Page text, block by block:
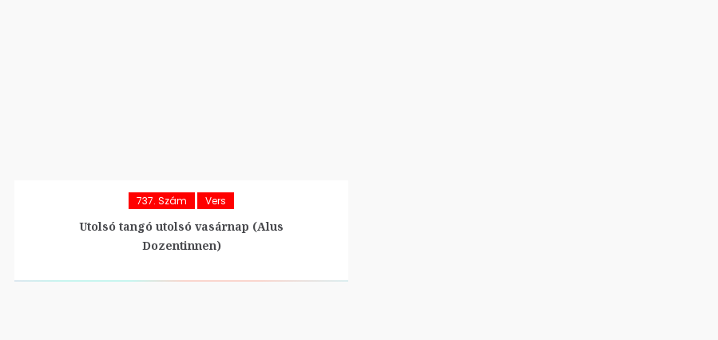
737. Szám Vers
Utolsó tangó utolsó vasárnap (Alus
Dozentinnen)